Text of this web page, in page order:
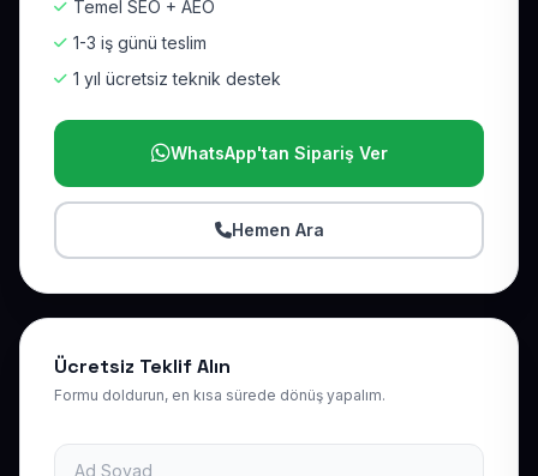
Temel SEO + AEO
1-3 iş günü teslim
1 yıl ücretsiz teknik destek
WhatsApp'tan Sipariş Ver
Hemen Ara
Ücretsiz Teklif Alın
Formu doldurun, en kısa sürede dönüş yapalım.